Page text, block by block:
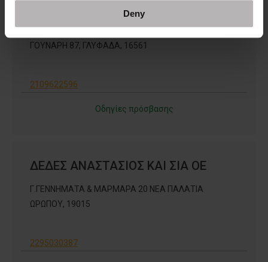
Deny
ΓΟΥΝΑΡΗ 87, ΓΛΥΦΑΔΑ, 16561
2109622596
Οδηγίες πρόσβασης
ΔΕΔΕΣ ΑΝΑΣΤΑΣΙΟΣ ΚΑΙ ΣΙΑ ΟΕ
Γ.ΓΕΝΝΗΜΑΤΑ & ΜΑΡΜΑΡΑ 20 ΝΕΑ ΠΑΛΑΤΙΑ
ΩΡΩΠΟΥ, 19015
2295030387